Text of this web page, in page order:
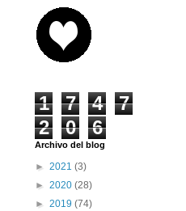
1 7 4
7
2
0 6
Archivo del blog
► 2021 (3)
► 2020 (28)
► 2019 (74)